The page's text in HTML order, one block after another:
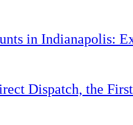
in Indianapolis:
Dispatch, the